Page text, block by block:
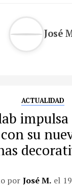
José
ACTUALIDAD
impulsa
su
por José M. el